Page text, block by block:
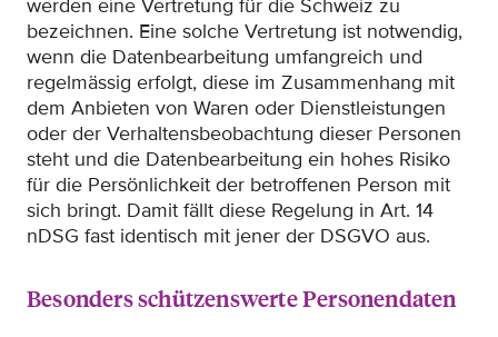
werden eine Vertretung für die Schweiz zu
bezeichnen. Eine solche Vertretung ist notwendig,
wenn die Datenbearbeitung umfangreich und
regelmässig erfolgt, diese im Zusammenhang mit
dem Anbieten von Waren oder Dienstleistungen
oder der Verhaltensbeobachtung dieser Personen
steht und die Datenbearbeitung ein hohes Risiko
für die Persönlichkeit der betroffenen Person mit
sich bringt. Damit fällt diese Regelung in Art. 14
nDSG fast identisch mit jener der DSGVO aus.
Besonders schützenswerte Personendaten